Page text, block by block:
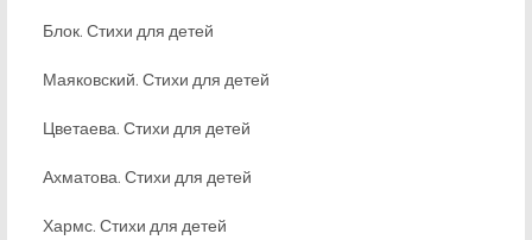
Блок. Стихи для детей
Маяковский. Стихи для детей
Цветаева. Стихи для детей
Ахматова. Стихи для детей
Хармс. Стихи для детей